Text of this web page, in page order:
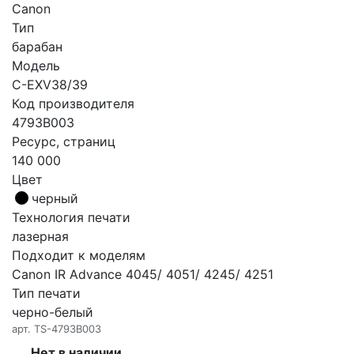
Canon
Тип
барабан
Модель
C-EXV38/39
Код производителя
4793B003
Ресурс, страниц
140 000
Цвет
черный
Технология печати
лазерная
Подходит к моделям
Canon IR Advance 4045/ 4051/ 4245/ 4251
Тип печати
черно-белый
арт. TS-4793B003